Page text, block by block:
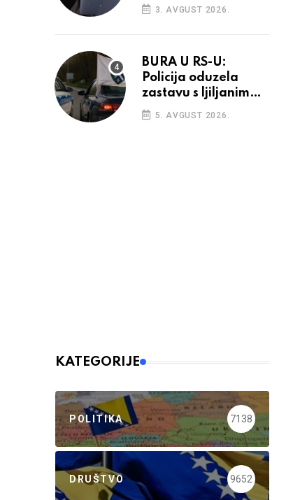
3. AVGUST 2026.
BURA U RS-U:
Policija oduzela
zastavu s ljiljanima,
uručila prekršajni
nalog
5. AVGUST 2026.
KATEGORIJE
POLITIKA 7138
DRUŠTVO 9652